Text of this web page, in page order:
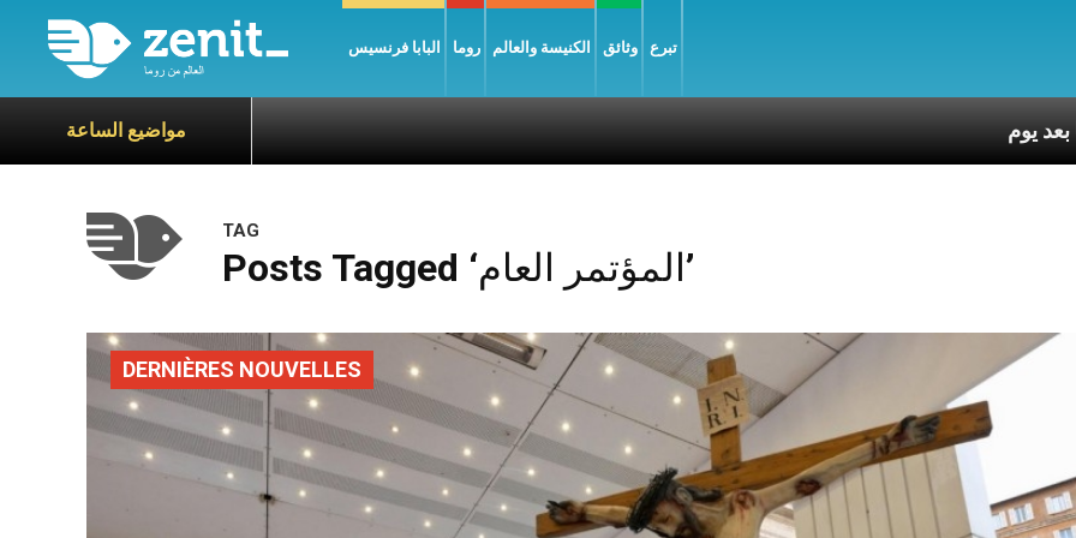
البابا فرنسيس روما الكنيسة والعالم وثائق تبرع
مواضيع الساعة
TAG
Posts Tagged ‘المؤتمر العام’
DERNIÈRES NOUVELLES